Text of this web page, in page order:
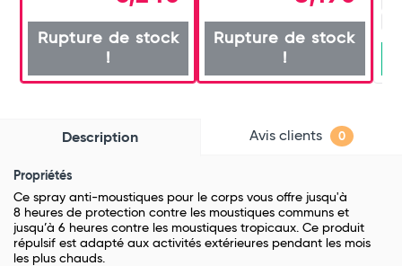
Rupture de stock
!
Rupture de stock
!
Description Avis clients 0
Propriétés
Ce spray anti-moustiques pour le corps vous offre jusqu'à
8 heures de protection contre les moustiques communs et
jusqu’à 6 heures contre les moustiques tropicaux. Ce produit
répulsif est adapté aux activités extérieures pendant les mois
les plus chauds.